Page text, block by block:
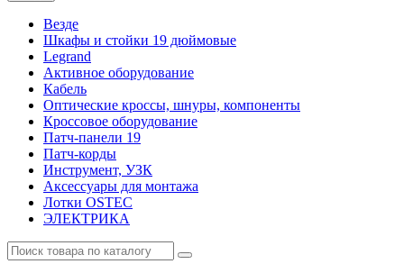
Везде
Шкафы и стойки 19 дюймовые
Legrand
Активное оборудование
Кабель
Оптические кроссы, шнуры, компоненты
Кроссовое оборудование
Патч-панели 19
Патч-корды
Инструмент, УЗК
Аксессуары для монтажа
Лотки OSTEC
ЭЛЕКТРИКА